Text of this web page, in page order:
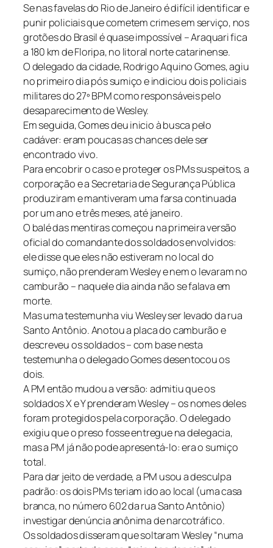
Se nas favelas do Rio de Janeiro é difícil identificar e
punir policiais que cometem crimes em serviço, nos
grotões do Brasil é quase impossível – Araquari fica
a 180 km de Floripa, no litoral norte catarinense.
O delegado da cidade, Rodrigo Aquino Gomes, agiu
no primeiro dia pós sumiço e indiciou dois policiais
militares do 27º BPM como responsáveis pelo
desaparecimento de Wesley.
Em seguida, Gomes deu inicio à busca pelo
cadáver: eram poucas as chances dele ser
encontrado vivo.
Para encobrir o caso e proteger os PMs suspeitos, a
corporação e a Secretaria de Segurança Pública
produziram e mantiveram uma farsa continuada
por um ano e três meses, até janeiro.
O balé das mentiras começou na primeira versão
oficial do comandante dos soldados envolvidos:
ele disse que eles não estiveram no local do
sumiço, não prenderam Wesley e nem o levaram no
camburão – naquele dia ainda não se falava em
morte.
Mas uma testemunha viu Wesley ser levado da rua
Santo Antônio. Anotou a placa do camburão e
descreveu os soldados – com base nesta
testemunha o delegado Gomes desentocou os
dois.
A PM então mudou a versão: admitiu que os
soldados X e Y prenderam Wesley – os nomes deles
foram protegidos pela corporação. O delegado
exigiu que o preso fosse entregue na delegacia,
mas a PM já não pode apresentá-lo: era o sumiço
total.
Para dar jeito de verdade, a PM usou a desculpa
padrão: os dois PMs teriam ido ao local (uma casa
branca, no número 602 da rua Santo Antônio)
investigar denúncia anônima de narcotráfico.
Os soldados disseram que soltaram Wesley “numa